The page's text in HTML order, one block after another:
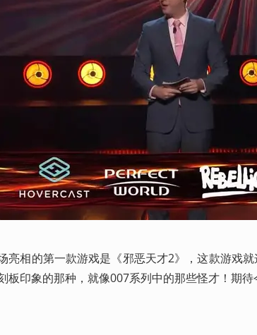
亮相的第一款游戏是《邪恶天才2》，这款游戏
板印象的那种，就像007系列中的那些怪才！期待